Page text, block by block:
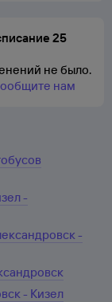
25
не было.
нам
-
-
- Кизел